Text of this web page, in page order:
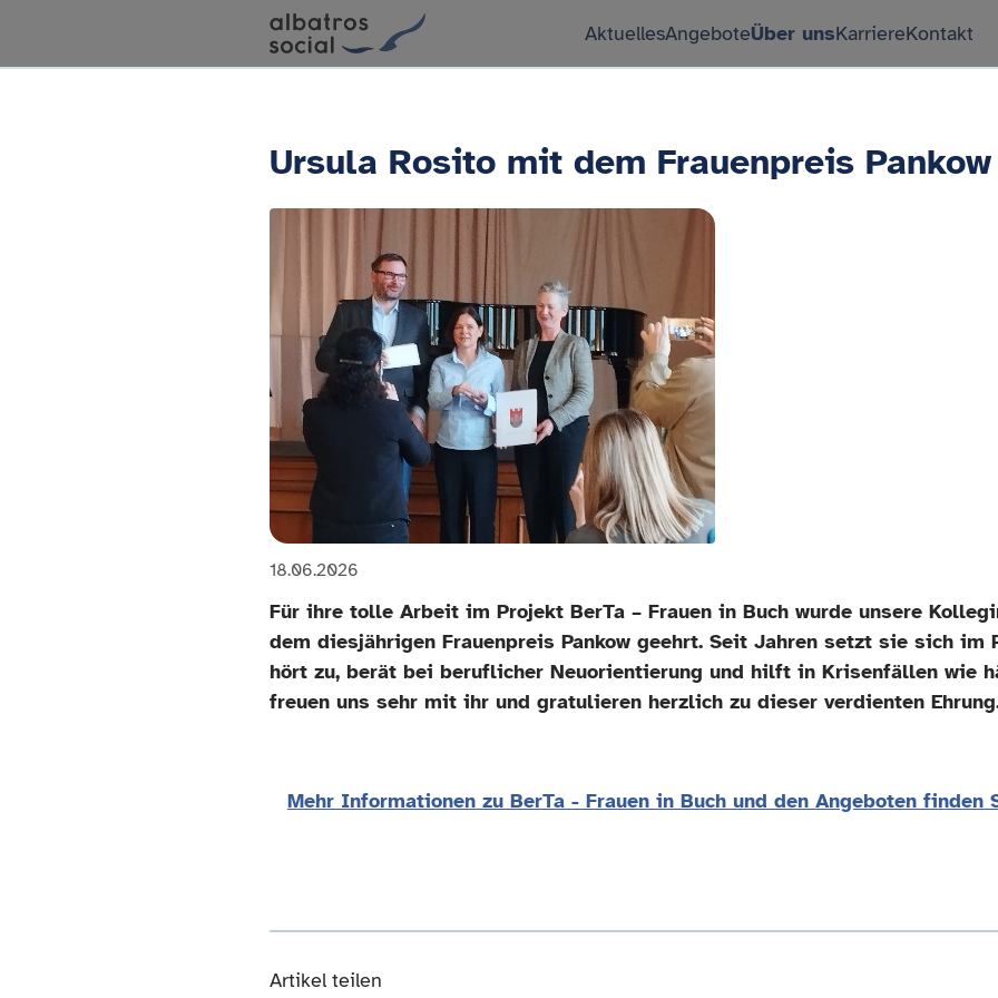
AktuellesAngeboteÜber unsKarriereKontakt
Ursula Rosito mit dem Frauenpreis
18.06.2026
Für ihre tolle Arbeit im Projekt BerTa – Frauen in Buch wurde unsere
dem diesjährigen Frauenpreis Pankow geehrt. Seit Jahren setzt sie sich im
hört zu, berät bei beruflicher Neuorientierung und hilft in Krisenfällen wie
freuen uns sehr mit ihr und gratulieren herzlich zu dieser verdienten
Mehr Informationen zu BerTa - Frauen in Buch und den Angeboten finden
Artikel teilen